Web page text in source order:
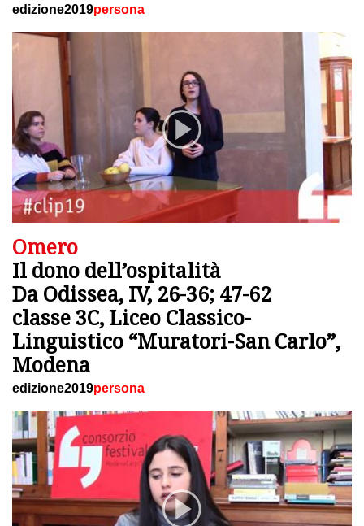
edizione2019persona
Omero
Il dono dell’ospitalità
Da Odissea, IV, 26-36; 47-62
classe 3C, Liceo Classico-
Linguistico “Muratori-San Carlo”,
Modena
edizione2019persona